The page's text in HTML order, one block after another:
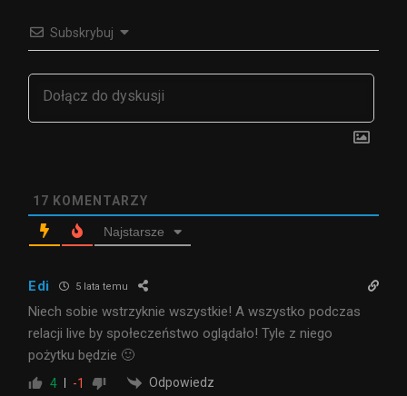
Subskrybuj
17 KOMENTARZY
Najstarsze
Edi 5 lata temu
Niech sobie wstrzyknie wszystkie! A wszystko podczas
relacji live by społeczeństwo oglądało! Tyle z niego
pożytku będzie 🙂
4 -1 Odpowiedz